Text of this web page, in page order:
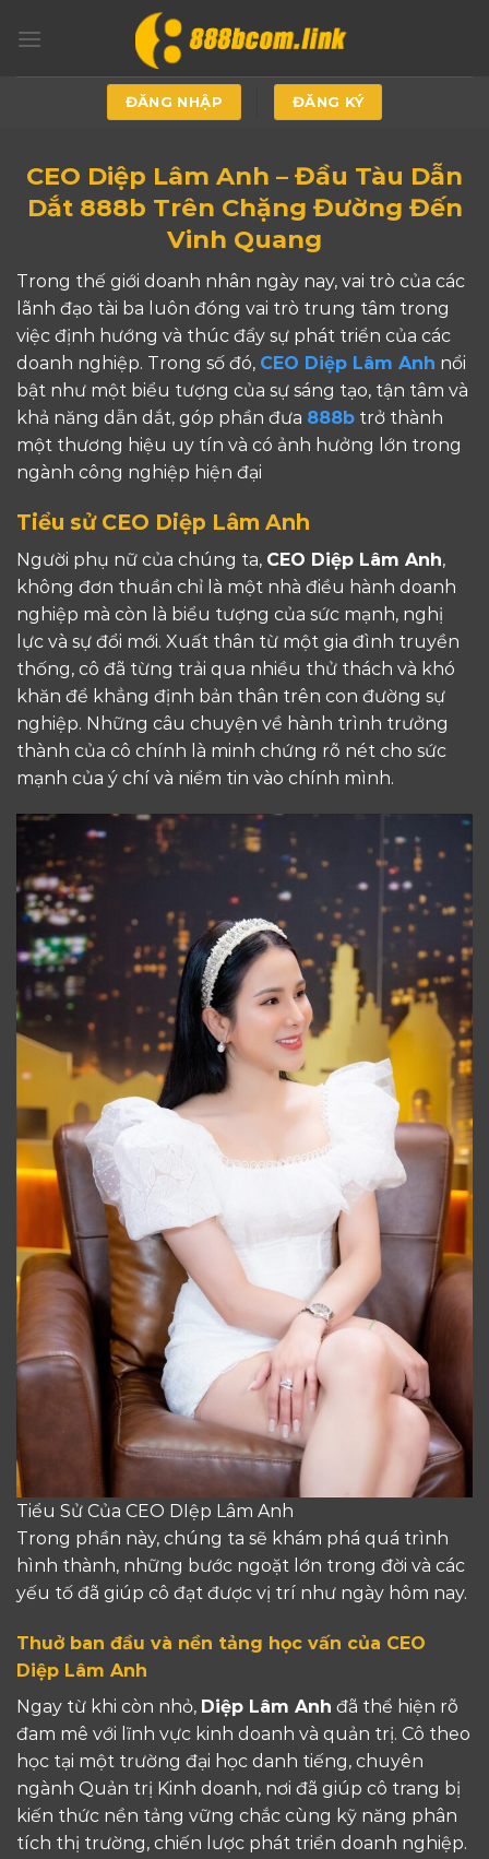
ĐĂNG NHẬP ĐĂNG KÝ
CEO Diệp Lâm Anh – Đầu Tàu Dẫn
Dắt 888b Trên Chặng Đường Đến
Vinh Quang
Trong thế giới doanh nhân ngày nay, vai trò của các
lãnh đạo tài ba luôn đóng vai trò trung tâm trong
việc định hướng và thúc đẩy sự phát triển của các
doanh nghiệp. Trong số đó, CEO Diệp Lâm Anh nổi
bật như một biểu tượng của sự sáng tạo, tận tâm và
khả năng dẫn dắt, góp phần đưa 888b trở thành
một thương hiệu uy tín và có ảnh hưởng lớn trong
ngành công nghiệp hiện đại
Tiểu sử CEO Diệp Lâm Anh
Người phụ nữ của chúng ta, CEO Diệp Lâm Anh,
không đơn thuần chỉ là một nhà điều hành doanh
nghiệp mà còn là biểu tượng của sức mạnh, nghị
lực và sự đổi mới. Xuất thân từ một gia đình truyền
thống, cô đã từng trải qua nhiều thử thách và khó
khăn để khẳng định bản thân trên con đường sự
nghiệp. Những câu chuyện về hành trình trưởng
thành của cô chính là minh chứng rõ nét cho sức
mạnh của ý chí và niềm tin vào chính mình.
Tiểu Sử Của CEO DIệp Lâm Anh
Trong phần này, chúng ta sẽ khám phá quá trình
hình thành, những bước ngoặt lớn trong đời và các
yếu tố đã giúp cô đạt được vị trí như ngày hôm nay.
Thuở ban đầu và nền tảng học vấn của CEO
Diệp Lâm Anh
Ngay từ khi còn nhỏ, Diệp Lâm Anh đã thể hiện rõ
đam mê với lĩnh vực kinh doanh và quản trị. Cô theo
học tại một trường đại học danh tiếng, chuyên
ngành Quản trị Kinh doanh, nơi đã giúp cô trang bị
kiến thức nền tảng vững chắc cùng kỹ năng phân
tích thị trường, chiến lược phát triển doanh nghiệp.